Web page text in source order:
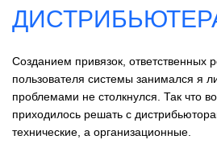
Созданием привязок, ответственных
пользователя системы занимался я
проблемами не столкнулся. Так что
приходилось решать с
технические, а организационные.